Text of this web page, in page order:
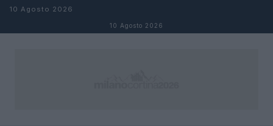
Salta al contenuto
10 Agosto 2026
10 Agosto 2026